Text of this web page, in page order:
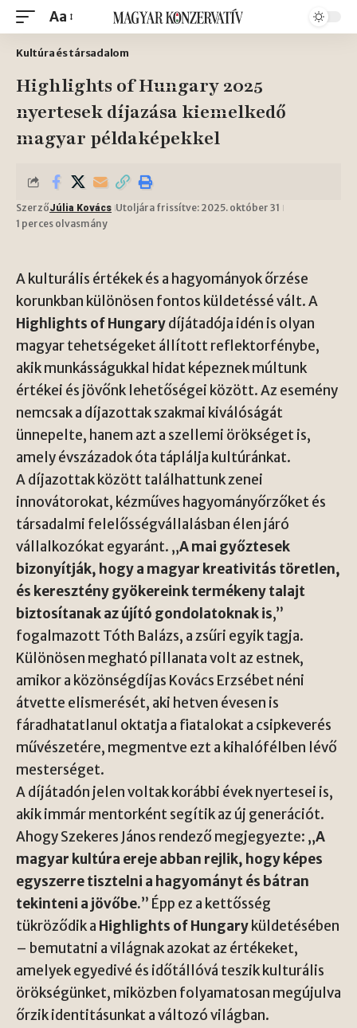
Aa
Kultúra és társadalom
Highlights of Hungary 2025
nyertesek díjazása kiemelkedő
magyar példaképekkel
SzerzőJúlia Kovács Utoljára frissítve: 2025. október 31
1 perces olvasmány
A kulturális értékek és a hagyományok őrzése
korunkban különösen fontos küldetéssé vált. A
Highlights of Hungarydíjátadója idén is olyan
magyar tehetségeket állított reflektorfénybe,
akik munkásságukkal hidat képeznek múltunk
értékei és jövőnk lehetőségei között. Az esemény
nemcsak a díjazottak szakmai kiválóságát
ünnepelte, hanem azt a szellemi örökséget is,
amely évszázadok óta táplálja kultúránkat.
A díjazottak között találhattunk zenei
innovátorokat, kézműves hagyományőrzőket és
társadalmi felelősségvállalásban élen járó
vállalkozókat egyaránt. „A mai győztesek
bizonyítják, hogy a magyar kreativitás töretlen,
és keresztény gyökereink termékeny talajt
biztosítanak az újító gondolatoknak is,”
fogalmazott Tóth Balázs, a zsűri egyik tagja.
Különösen megható pillanata volt az estnek,
amikor a közönségdíjas Kovács Erzsébet néni
átvette elismerését, aki hetven évesen is
fáradhatatlanul oktatja a fiatalokat a csipkeverés
művészetére, megmentve ezt a kihalófélben lévő
mesterséget.
A díjátadón jelen voltak korábbi évek nyertesei is,
akik immár mentorként segítik az új generációt.
Ahogy Szekeres János rendező megjegyezte: „A
magyar kultúra ereje abban rejlik, hogy képes
egyszerre tisztelni a hagyományt és bátran
tekinteni a jövőbe.” Épp ez a kettősség
tükröződik a Highlights of Hungary küldetésében
– bemutatni a világnak azokat az értékeket,
amelyek egyedivé és időtállóvá teszik kulturális
örökségünket, miközben folyamatosan megújulva
őrzik identitásunkat a változó világban.